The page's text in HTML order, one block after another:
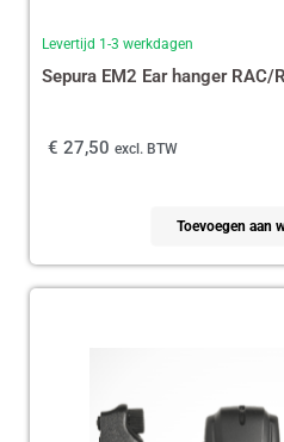
Levertijd 1-3 werkdagen
Sepura EM2 Ear hanger
€ 27,50 excl. BTW
Toevoegen aan